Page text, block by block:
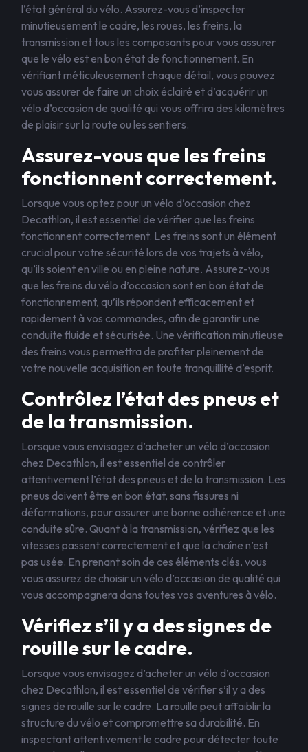
l’état général du vélo. Assurez-vous d’inspecter
minutieusement le cadre, les roues, les freins, la
transmission et tous les composants pour vous assurer
que le vélo est en bon état de fonctionnement. En
vérifiant méticuleusement chaque détail, vous pouvez
vous assurer de faire un choix éclairé et d’acquérir un
vélo d’occasion de qualité qui vous offrira des kilomètres
de plaisir sur la route ou les sentiers.
Assurez-vous que les freins
fonctionnent correctement.
Lorsque vous optez pour un vélo d’occasion chez
Decathlon, il est essentiel de vérifier que les freins
fonctionnent correctement. Les freins sont un élément
crucial pour votre sécurité lors de vos trajets à vélo,
qu’ils soient en ville ou en pleine nature. Assurez-vous
que les freins du vélo d’occasion sont en bon état de
fonctionnement, qu’ils répondent efficacement et
rapidement à vos commandes, afin de garantir une
conduite fluide et sécurisée. Une vérification minutieuse
des freins vous permettra de profiter pleinement de
votre nouvelle acquisition en toute tranquillité d’esprit.
Contrôlez l’état des pneus et
de la transmission.
Lorsque vous envisagez d’acheter un vélo d’occasion
chez Decathlon, il est essentiel de contrôler
attentivement l’état des pneus et de la transmission. Les
pneus doivent être en bon état, sans fissures ni
déformations, pour assurer une bonne adhérence et une
conduite sûre. Quant à la transmission, vérifiez que les
vitesses passent correctement et que la chaîne n’est
pas usée. En prenant soin de ces éléments clés, vous
vous assurez de choisir un vélo d’occasion de qualité qui
vous accompagnera dans toutes vos aventures à vélo.
Vérifiez s’il y a des signes de
rouille sur le cadre.
Lorsque vous envisagez d’acheter un vélo d’occasion
chez Decathlon, il est essentiel de vérifier s’il y a des
signes de rouille sur le cadre. La rouille peut affaiblir la
structure du vélo et compromettre sa durabilité. En
inspectant attentivement le cadre pour détecter toute